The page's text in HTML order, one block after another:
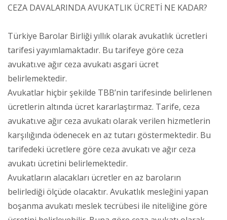
CEZA DAVALARINDA AVUKATLIK ÜCRETİ NE KADAR?
Türkiye Barolar Birliği yıllık olarak avukatlık ücretleri
tarifesi yayımlamaktadır. Bu tarifeye göre ceza
avukatı.ve ağır ceza avukatı asgari ücret
belirlemektedir.
Avukatlar hiçbir şekilde TBB’nin tarifesinde belirlenen
ücretlerin altında ücret kararlaştırmaz. Tarife, ceza
avukatı.ve ağır ceza avukatı olarak verilen hizmetlerin
karşılığında ödenecek en az tutarı göstermektedir. Bu
tarifedeki ücretlere göre ceza avukatı ve ağır ceza
avukatı ücretini belirlemektedir.
Avukatların alacakları ücretler en az baroların
belirlediği ölçüde olacaktır. Avukatlık mesleğini yapan
boşanma avukatı meslek tecrübesi ile niteliğine göre